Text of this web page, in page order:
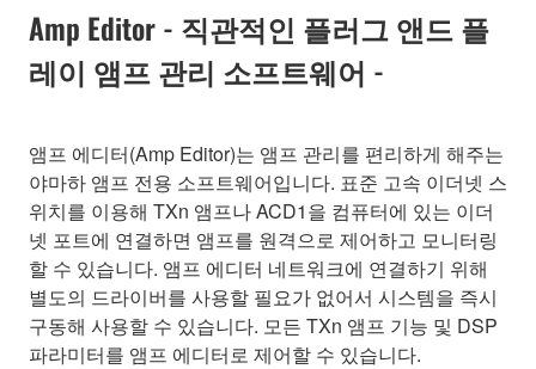
Amp Editor - 직관적인 플러그 앤드 플
레이 앰프 관리 소프트웨어 -
앰프 에디터(Amp Editor)는 앰프 관리를 편리하게 해주는
야마하 앰프 전용 소프트웨어입니다. 표준 고속 이더넷 스
위치를 이용해 TXn 앰프나 ACD1을 컴퓨터에 있는 이더
넷 포트에 연결하면 앰프를 원격으로 제어하고 모니터링
할 수 있습니다. 앰프 에디터 네트워크에 연결하기 위해
별도의 드라이버를 사용할 필요가 없어서 시스템을 즉시
구동해 사용할 수 있습니다. 모든 TXn 앰프 기능 및 DSP
파라미터를 앰프 에디터로 제어할 수 있습니다.